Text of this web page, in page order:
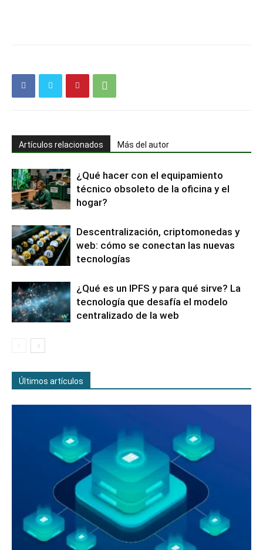
Artículos relacionados Más del autor
¿Qué hacer con el equipamiento
técnico obsoleto de la oficina y el
hogar?
Descentralización, criptomonedas y
web: cómo se conectan las nuevas
tecnologías
¿Qué es un IPFS y para qué sirve? La
tecnología que desafía el modelo
centralizado de la web
Últimos artículos